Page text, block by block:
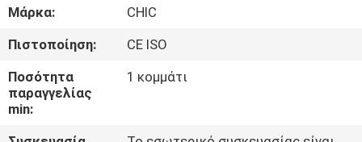
ΕΠΙΣΚΈΨΕΙΣ
ΣΤΟ
ΕΡΓΟΣΤΆΣΙΟ
ΈΛΕΓΧΟΣ
Μάρκα:
CHIC
Πιστοποίηση:
CE ISO
Ποσότητα
παραγγελίας
min:
1 κομμάτι